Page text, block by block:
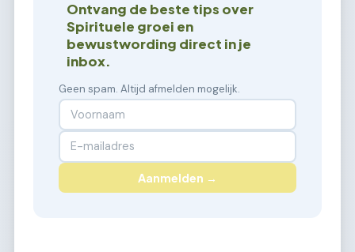
Ontvang de beste tips over
Spirituele groei en
bewustwording direct in je
inbox.
Geen spam. Altijd afmelden mogelijk.
Aanmelden →